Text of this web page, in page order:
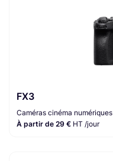
FX3
Caméras cinéma numériques
À partir de 29 € HT /jour